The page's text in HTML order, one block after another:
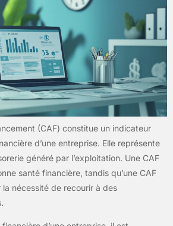
(CAF) constitue un indicateur
d’une entreprise. Elle représente
généré par l’exploitation. Une CAF
santé financière, tandis qu’une CAF
nécessité de recourir à des